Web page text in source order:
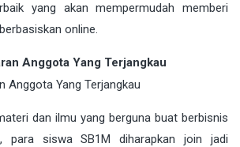
yang akan mempermudah memberi
online.
Anggota Yang Terjangkau
dan ilmu yang berguna buat berbisnis
para siswa SB1M diharapkan join jadi